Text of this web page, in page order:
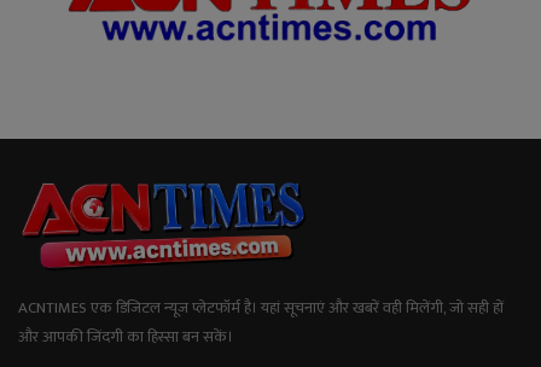
ACNTIMES एक डिजिटल न्यूज प्लेटफॉर्म है। यहां सूचनाएं और खबरें वही मिलेंगी, जो सही हों
और आपकी जिंदगी का हिस्सा बन सकें।